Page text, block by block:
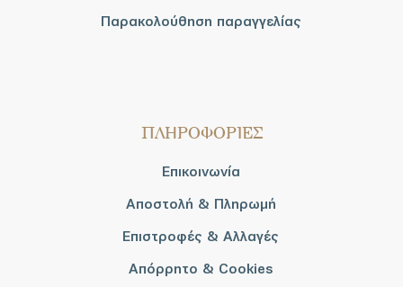
Παρακολούθηση παραγγελίας
ΠΛΗΡΟΦΟΡΙΕΣ
Επικοινωνία
Αποστολή & Πληρωμή
Επιστροφές & Αλλαγές
Απόρρητο & Cookies